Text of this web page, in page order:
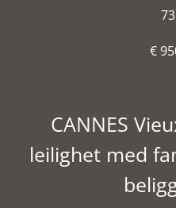
€
CANNES
leilighet med